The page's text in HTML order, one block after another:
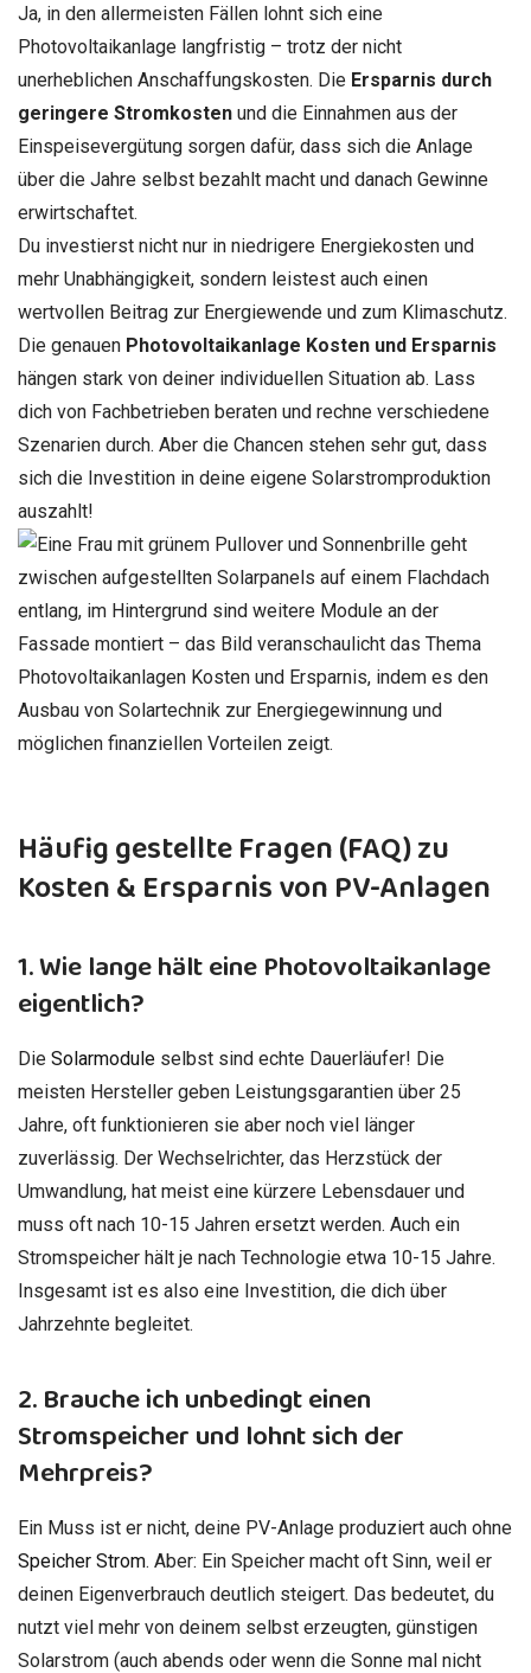
Ja, in den allermeisten Fällen lohnt sich eine
Photovoltaikanlage langfristig – trotz der nicht
unerheblichen Anschaffungskosten. Die Ersparnis durch
geringere Stromkosten und die Einnahmen aus der
Einspeisevergütung sorgen dafür, dass sich die Anlage
über die Jahre selbst bezahlt macht und danach Gewinne
erwirtschaftet.
Du investierst nicht nur in niedrigere Energiekosten und
mehr Unabhängigkeit, sondern leistest auch einen
wertvollen Beitrag zur Energiewende und zum Klimaschutz.
Die genauen Photovoltaikanlage Kosten und Ersparnis
hängen stark von deiner individuellen Situation ab. Lass
dich von Fachbetrieben beraten und rechne verschiedene
Szenarien durch. Aber die Chancen stehen sehr gut, dass
sich die Investition in deine eigene Solarstromproduktion
auszahlt!
Häufig gestellte Fragen (FAQ) zu
Kosten & Ersparnis von PV-Anlagen
1. Wie lange hält eine Photovoltaikanlage
eigentlich?
Die Solarmodule selbst sind echte Dauerläufer! Die
meisten Hersteller geben Leistungsgarantien über 25
Jahre, oft funktionieren sie aber noch viel länger
zuverlässig. Der Wechselrichter, das Herzstück der
Umwandlung, hat meist eine kürzere Lebensdauer und
muss oft nach 10-15 Jahren ersetzt werden. Auch ein
Stromspeicher hält je nach Technologie etwa 10-15 Jahre.
Insgesamt ist es also eine Investition, die dich über
Jahrzehnte begleitet.
2. Brauche ich unbedingt einen
Stromspeicher und lohnt sich der
Mehrpreis?
Ein Muss ist er nicht, deine PV-Anlage produziert auch ohne
Speicher Strom. Aber: Ein Speicher macht oft Sinn, weil er
deinen Eigenverbrauch deutlich steigert. Das bedeutet, du
nutzt viel mehr von deinem selbst erzeugten, günstigen
Solarstrom (auch abends oder wenn die Sonne mal nicht